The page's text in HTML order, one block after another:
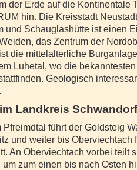
der Erde auf die Kontinentale
hin. Die Kreisstadt
und Schauglashütte ist einen
das Zentrum der
die mittelalterliche
Luhetal, wo die
Geologisch
Landkreis Schwandorf
Pfreimdtal führt der Goldsteig
und weiter bis Oberviechtach
An Oberviechtach vorbei teilt
um zum einen bis nach Osten